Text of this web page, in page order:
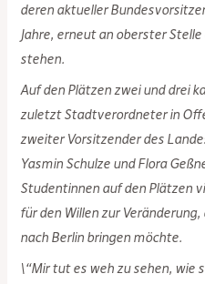
deren aktueller
Jahre, erneut an oberster
stehen.
Auf den Plätzen zwei und drei
zuletzt Stadtverordneter in
zweiter Vorsitzender des
Yasmin Schulze und Flora
Studentinnen auf den Plätzen
für den Willen zur
nach Berlin bringen möchte.
\“Mir tut es weh zu sehen, wie